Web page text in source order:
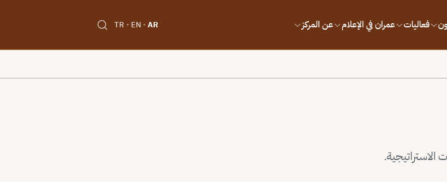
فعاليات عمران في الإعلام عن المركز AR
EN
TR